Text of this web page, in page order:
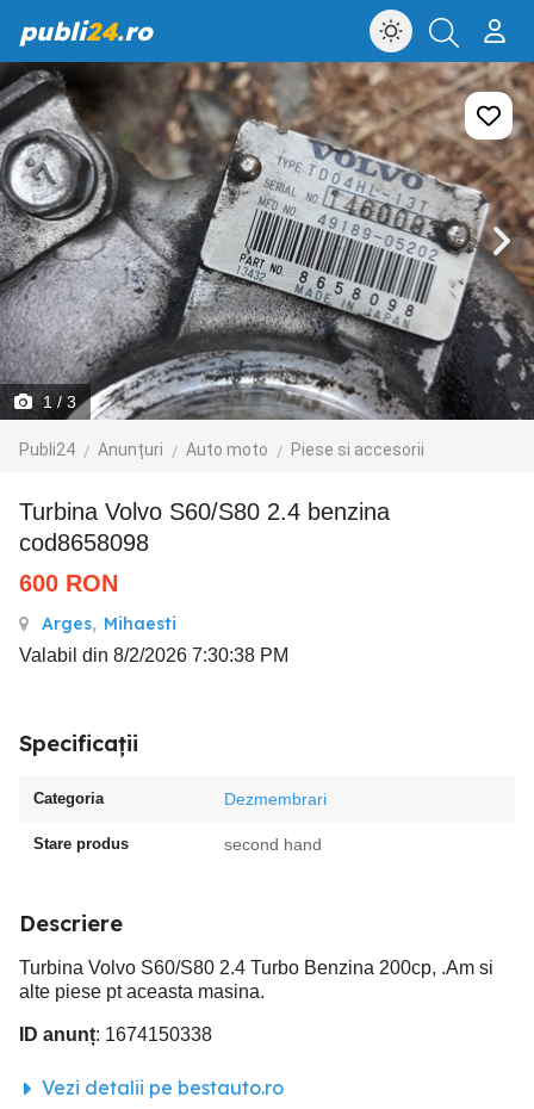
publi24.ro
1/ 3
Publi24 Anunțuri Auto moto Piese si accesorii
Turbina Volvo S60/S80 2.4 benzina
cod8658098
600 RON
Arges, Mihaesti
Valabil din 8/2/2026 7:30:38 PM
Specificații
Categoria Dezmembrari
Stare produs second hand
Descriere
Turbina Volvo S60/S80 2.4 Turbo Benzina 200cp, .Am si
alte piese pt aceasta masina.
ID anunț: 1674150338
Vezi detalii pe bestauto.ro